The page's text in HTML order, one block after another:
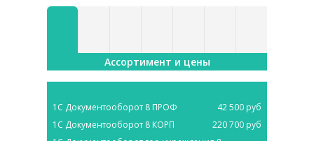
Ассортимент и цены
1С Документооборот 8 ПРОФ
42 500 руб
1С Документооборот 8 КОРП
220 700 руб